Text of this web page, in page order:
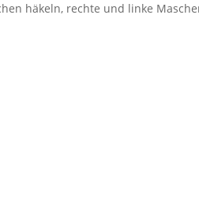
häkeln, rechte und linke